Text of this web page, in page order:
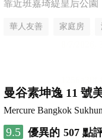
靠近班嘉琦緹皇后公園
華人友善 家庭房
曼谷素坤逸 11 號
Mercure Bangkok
9.5 優異的 507 點